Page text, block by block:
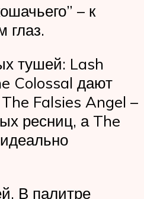
– к
глаз.
тушей: Lash
Colossal дают
Falsies Angel –
ресниц, а The
В палитре